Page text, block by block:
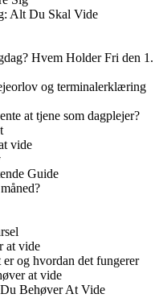
Alt Du Skal Vide
Hvem Holder Fri den 1.
og terminalerklæring
at tjene som dagplejer?
vide
Guide
at vide
og hvordan det fungerer
at vide
Behøver At Vide